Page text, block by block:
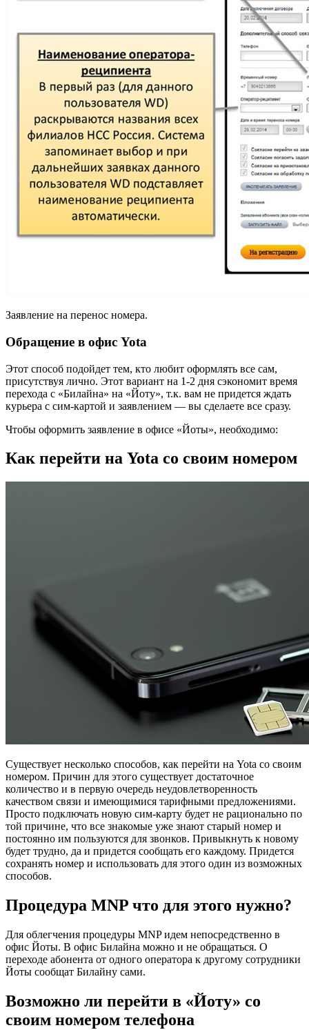
Заявление на перенос номера.
Обращение в офис Yota
Этот способ подойдет тем, кто любит оформлять все сам,
присутствуя лично. Этот вариант на 1-2 дня сэкономит время
перехода с «Билайна» на «Йоту», т.к. вам не придется ждать
курьера с сим-картой и заявлением — вы сделаете все сразу.
Чтобы оформить заявление в офисе «Йоты», необходимо:
Как перейти на Yota со своим номером
Существует несколько способов, как перейти на Yota со своим
номером. Причин для этого существует достаточное
количество и в первую очередь неудовлетворенность
качеством связи и имеющимися тарифными предложениями.
Просто подключать новую сим-карту будет не рационально по
той причине, что все знакомые уже знают старый номер и
постоянно им пользуются для звонков. Привыкнуть к новому
будет трудно, да и придется сообщать его каждому. Придется
сохранять номер и использовать для этого один из возможных
способов.
Процедура MNP что для этого нужно?
Для облегчения процедуры MNP идем непосредственно в
офис Йоты. В офис Билайна можно и не обращаться. О
переходе абонента от одного оператора к другому сотрудники
Йоты сообщат Билайну сами.
Возможно ли перейти в «Йоту» со
своим номером телефона